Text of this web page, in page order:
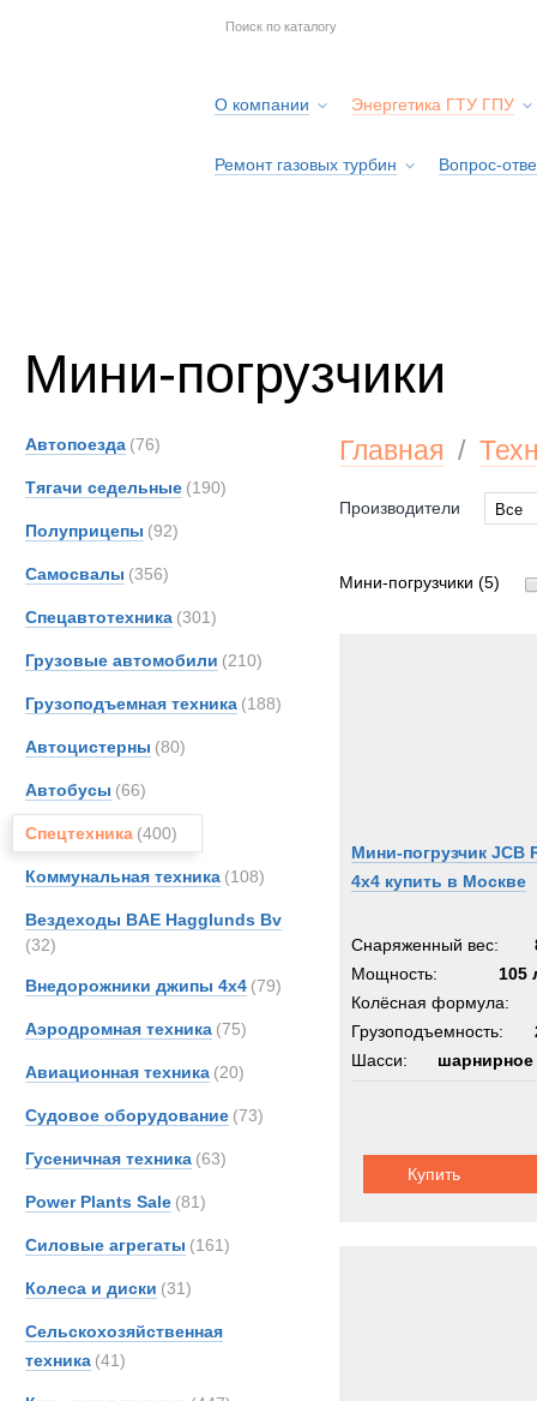
О компании Энергетика ГТУ ГПУ
Ремонт газовых турбин Вопрос-
Мини-погрузчики
Автопоезда (76)
Тягачи седельные (190)
Полуприцепы (92)
Самосвалы (356)
Спецавтотехника (301)
Грузовые автомобили (210)
Грузоподъемная техника (188)
Автоцистерны (80)
Автобусы (66)
Спецтехника (400)
Коммунальная техника (108)
Вездеходы BAE Hagglunds Bv
(32)
Внедорожники джипы 4х4 (79)
Аэродромная техника (75)
Авиационная техника (20)
Судовое оборудование (73)
Гусеничная техника (63)
Power Plants Sale (81)
Силовые агрегаты (161)
Колеса и диски (31)
Сельскохозяйственная
техника (41)
Главная /
Производители
Все
Мини-погрузчики (5)
Мини-погрузчик JCB
4x4 купить в Москве
Снаряженный вес:
Мощность:
105
Колёсная формула:
Грузоподъемность:
Шасси:
шарнирное
Купить